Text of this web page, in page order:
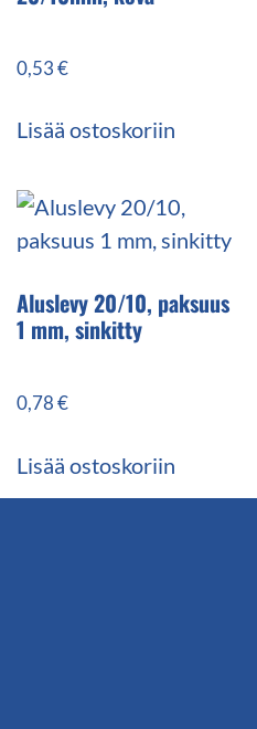
0,53€
Lisää ostoskoriin
Aluslevy 20/10, paksuus
1 mm, sinkitty
0,78€
Lisää ostoskoriin